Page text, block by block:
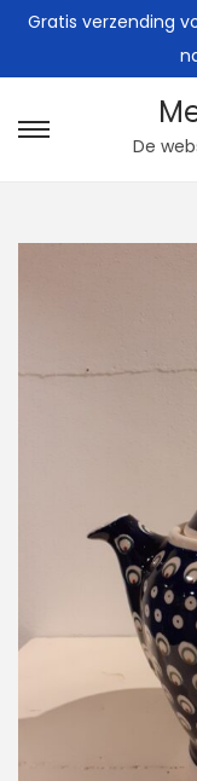
Gratis verzending
De